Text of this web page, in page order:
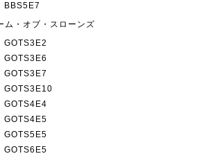
BBS5E7
ム・オブ・スローンズ
GOTS3E2
GOTS3E6
GOTS3E7
GOTS3E10
GOTS4E4
GOTS4E5
GOTS5E5
GOTS6E5